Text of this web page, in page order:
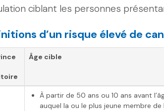
ciblant les personnes
d’un risque élevé de
Âge cible
À partir de 50 ans ou 10 ans avant
auquel la ou le plus jeune membre de